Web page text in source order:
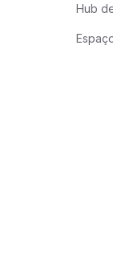
Hub